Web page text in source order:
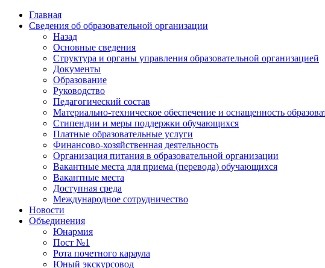
Skip
Главная
Сведения об образовательной организации
Назад
Основные сведения
Структура и органы управления образовательной организацией
Документы
Образование
Руководство
Педагогический состав
Материально-техническое обеспечение и оснащенность
Стипендии и меры поддержки обучающихся
Платные образовательные услуги
Финансово-хозяйственная деятельность
Организация питания в образовательной организации
Вакантные места для приема (перевода) обучающихся
Вакантные места
Доступная среда
Международное сотрудничество
Новости
Объединения
Юнармия
Пост №1
Рота почетного караула
Юный экскурсовод